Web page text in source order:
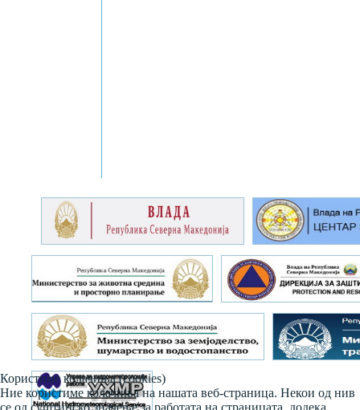
Користиме колачиња (cookies)
Ние користиме колачиња на нашата веб-страница. Некои од нив
се од суштинско значење за работата на страницата, додека